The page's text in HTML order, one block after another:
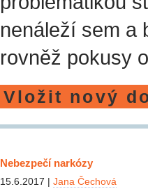
nenáleží sem a
rovněž pokusy
Vložit nový
Nebezpečí narkózy
15.6.2017 | Jana Čechová